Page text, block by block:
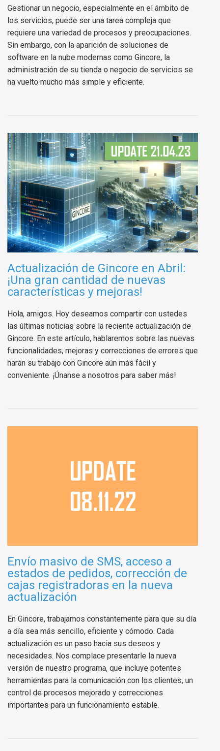
Gestionar un negocio, especialmente en el ámbito de
los servicios, puede ser una tarea compleja que
requiere una variedad de procesos y preocupaciones.
Sin embargo, con la aparición de soluciones de
software en la nube modernas como Gincore, la
administración de su tienda o negocio de servicios se
ha vuelto mucho más simple y eficiente.
Actualización de Gincore en Abril:
¡Una gran cantidad de nuevas
características y mejoras!
Hola, amigos. Hoy deseamos compartir con ustedes
las últimas noticias sobre la reciente actualización de
Gincore. En este artículo, hablaremos sobre las nuevas
funcionalidades, mejoras y correcciones de errores que
harán su trabajo con Gincore aún más fácil y
conveniente. ¡Únanse a nosotros para saber más!
Envío masivo de SMS, acceso a
estados de pedidos, corrección de
cajas registradoras en la nueva
actualización
En Gincore, trabajamos constantemente para que su día
a día sea más sencillo, eficiente y cómodo. Cada
actualización es un paso hacia sus deseos y
necesidades. Nos complace presentarle la nueva
versión de nuestro programa, que incluye potentes
herramientas para la comunicación con los clientes, un
control de procesos mejorado y correcciones
importantes para un funcionamiento estable.